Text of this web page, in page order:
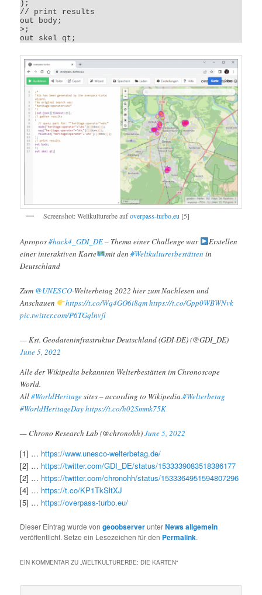
);
// print results
out body;
>;
out skel qt;
Screenshot: Weltkulturerbe aufoverpass-turbo.eu [5]
Apropos#hack4_GDI_DE– Thema einer Challenge war
Erstellen
einer interaktiven Karte
mit den #Weltkulturerbestätten in
Deutschland
Zum @UNESCO-Welterbetag 2022 hier zum Nachlesen und
Anschauen
https://t.co/Wq4GO6i8qmhttps://t.co/Gpp0WBWNvk
pic.twitter.com/P6TGqlnvjl
— Kst. Geodateninfrastruktur Deutschland (GDI-DE) (@GDI_DE)
June 5, 2022
Alle der Wikipedia bekannten Welterbestätten im Chronoscope
World.
All#WorldHeritagesites – according to Wikipedia.#Welterbetag
#WorldHeritageDayhttps://t.co/h02Smmk75K
— Chrono Research Lab (@chronohh)June 5, 2022
[1] … https://www.unesco-welterbetag.de/
[2] … https://twitter.com/GDI_DE/status/1533339083518386177
[2] … https://twitter.com/chronohh/status/1533364951594807296
[4] … https://t.co/KP1TkSltXJ
[5] … https://overpass-turbo.eu/
Dieser Eintrag wurde vongeoobserverunterNews allgemein
veröffentlicht. Setze ein Lesezeichen für den Permalink.
EIN KOMMENTAR ZU „WELTKULTURERBE: DIE KARTEN“